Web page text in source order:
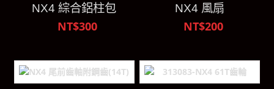
NX4 綜合鋁柱包
NT$300
NX4 風扇
NT$200